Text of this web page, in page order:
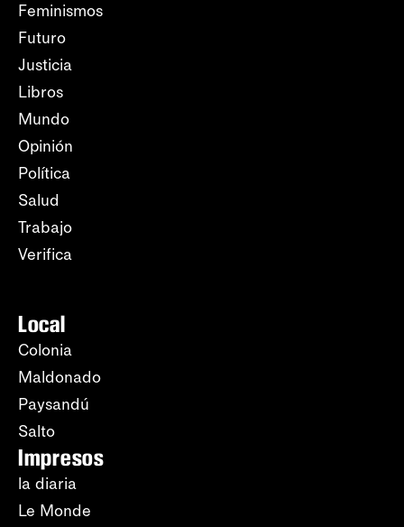
Feminismos
Futuro
Justicia
Libros
Mundo
Opinión
Política
Salud
Trabajo
Verifica
Local
Colonia
Maldonado
Paysandú
Salto
Impresos
la diaria
Le Monde